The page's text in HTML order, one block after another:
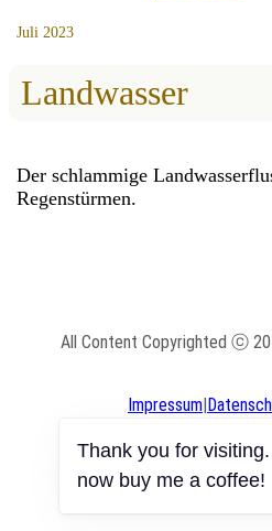
Juli 2023
Landwasser
Der schlammige
Regenstürmen.
All Content Copyrighted ⓒ
Impressum|
Thank you for
now buy me a coffee!